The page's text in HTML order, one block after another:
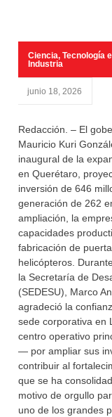
Ciencia, Tecnología
Industria
junio 18, 2026
Redacción. – El
Mauricio Kuri
inaugural de la
en Querétaro,
inversión de 646
generación de 262
ampliación, la
capacidades
fabricación de
helicópteros.
la Secretaría de
(SEDESU), Marco
agradeció la
sede corporativa en
centro operativo
— por ampliar sus
contribuir al
que se ha
motivo de orgullo
uno de los grandes